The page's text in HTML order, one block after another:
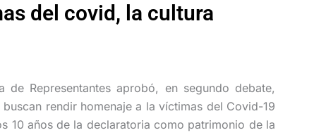
del covid, la cultura
de Representantes aprobó, en segundo debate,
rendir homenaje a la víctimas del Covid-19
10 años de la declaratoria como patrimonio de la